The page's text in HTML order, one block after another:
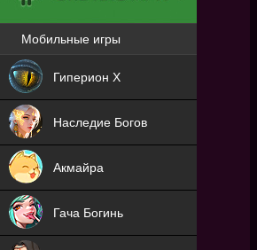
Мобильные игры
Гиперион Х
Наследие Богов
NEW
Акмайра
NEW
Гача Богинь
NEW
NEW